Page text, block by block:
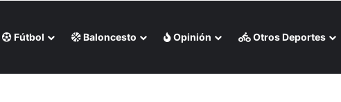
Fútbol Baloncesto Opinión Otros Deportes